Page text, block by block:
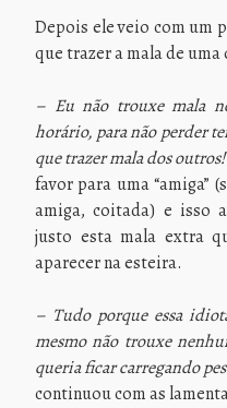
Depois ele veio com um
que trazer a mala de
– Eu não trouxe mala
horário, para não perder
que trazer mala dos outros!
favor para uma “amiga”
amiga, coitada) e isso
justo esta mala extra
aparecer na esteira.
– Tudo porque essa
mesmo não trouxe
queria ficar carregando
continuou com as